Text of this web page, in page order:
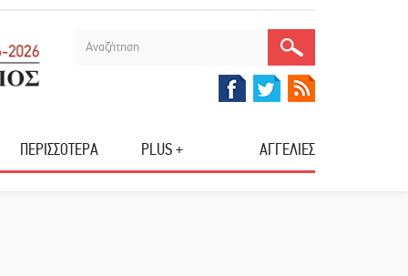
ΠΕΡΙΣΣΟΤΕΡΑ PLUS + ΑΓΓΕΛΙΕΣ